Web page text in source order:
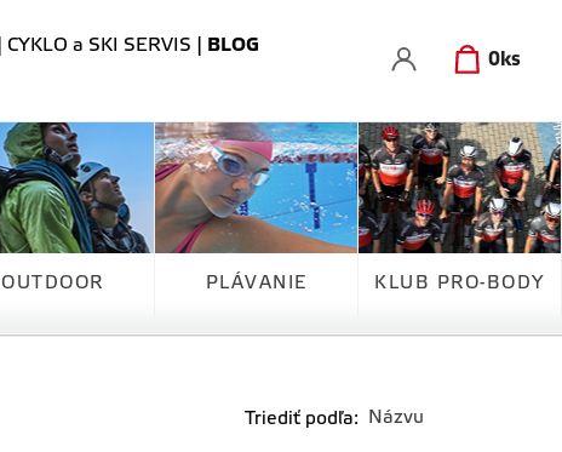
0 ks
CYKLO a SKI SERVIS BLOG
OUTDOOR PLÁVANIE KLUB PRO-BODY
Triediť podľa: